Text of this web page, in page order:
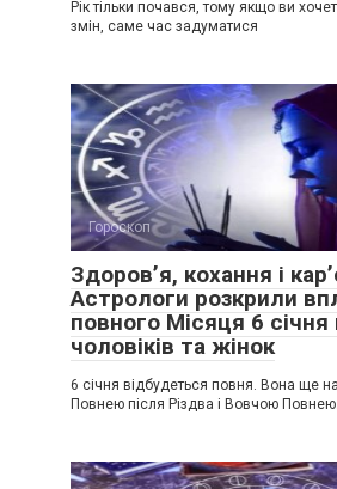
Рік тільки почався, тому якщо ви
змін, саме час задуматися
Гороскоп
Здоров’я, кохання і
Астрологи розкрили
повного Місяця 6 січня
чоловіків та жінок
6 січня відбудеться повня. Вона ще
Повнею після Різдва і Вовчою